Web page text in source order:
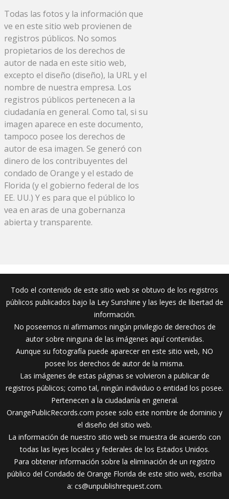
Todas las fotos y la información que
ve en este sitio web provienen de
registros públicos. No somos
propietarios de los derechos de
autor de nada en este sitio web,
excepto el diseño (diseño), la URL y el
nombre de nuestra empresa. Los
registros públicos pertenecen a la
ciudadanía en general. Como tal, si su
imagen aparece en este documento,
tampoco posee los derechos de
autor de esa imagen. Se generó con
dinero de los contribuyentes del
condado de Orange y el estado de
Florida (y el gobierno federal de los
EE. UU.) Y es para que el público lo
vea en aras de una gobernanza
abierta y transparente.
Todo el contenido de este sitio web se obtuvo de los registros
públicos publicados bajo la Ley Sunshine y las leyes de libertad de
información.
No poseemos ni afirmamos ningún privilegio de derechos de
autor sobre ninguna de las imágenes aquí contenidas.
Aunque su fotografía puede aparecer en este sitio web, NO
posee los derechos de autor de la misma.
Las imágenes de estas páginas se volvieron a publicar de
registros públicos; como tal, ningún individuo o entidad los posee.
Pertenecen a la ciudadanía en general.
OrangePublicRecords.com posee solo este nombre de dominio y
el diseño del sitio web.
La información de nuestro sitio web se muestra de acuerdo con
todas las leyes locales y federales de los Estados Unidos.
Para obtener información sobre la eliminación de un registro
público del Condado de Orange Florida de este sitio web, escriba
a: cs@unpublishrequest.com.